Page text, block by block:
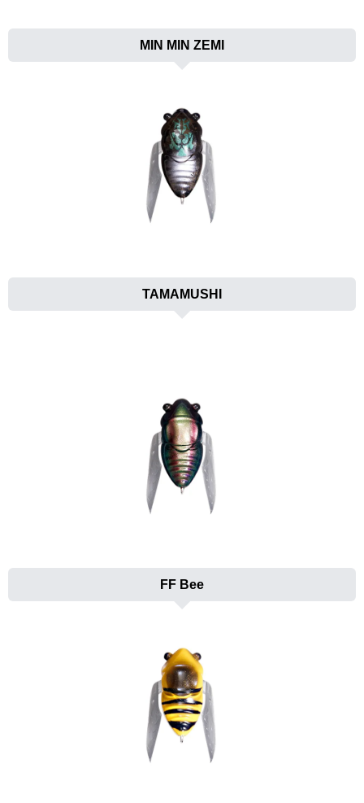
MIN MIN ZEMI
TAMAMUSHI
FF Bee